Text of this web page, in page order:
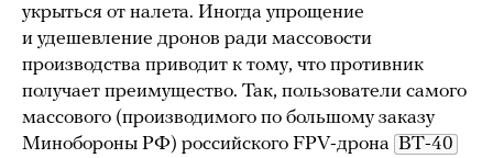
укрыться от налета. Иногда упрощение
и удешевление дронов ради массовости
производства приводит к тому, что противник
получает преимущество. Так, пользователи самого
массового (производимого по большому заказу
Минобороны РФ) российского FPV-дрона ВТ-40